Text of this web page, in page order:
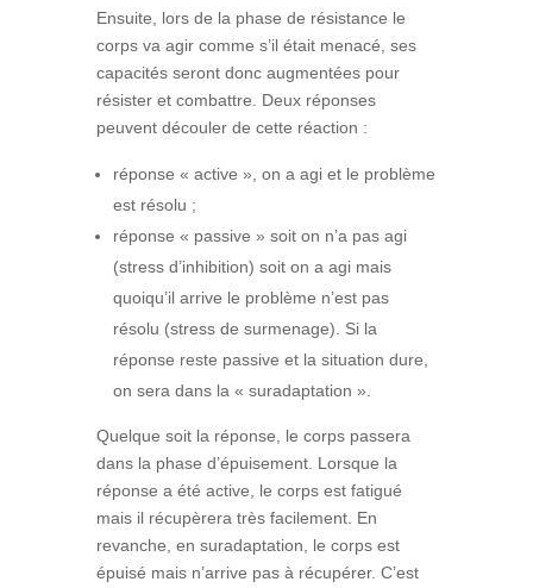
Ensuite, lors de la phase de résistance le
corps va agir comme s’il était menacé, ses
capacités seront donc augmentées pour
résister et combattre. Deux réponses
peuvent découler de cette réaction :
réponse « active », on a agi et le problème
est résolu ;
réponse « passive » soit on n’a pas agi
(stress d’inhibition) soit on a agi mais
quoiqu’il arrive le problème n’est pas
résolu (stress de surmenage). Si la
réponse reste passive et la situation dure,
on sera dans la « suradaptation ».
Quelque soit la réponse, le corps passera
dans la phase d’épuisement. Lorsque la
réponse a été active, le corps est fatigué
mais il récupèrera très facilement. En
revanche, en suradaptation, le corps est
épuisé mais n’arrive pas à récupérer. C’est